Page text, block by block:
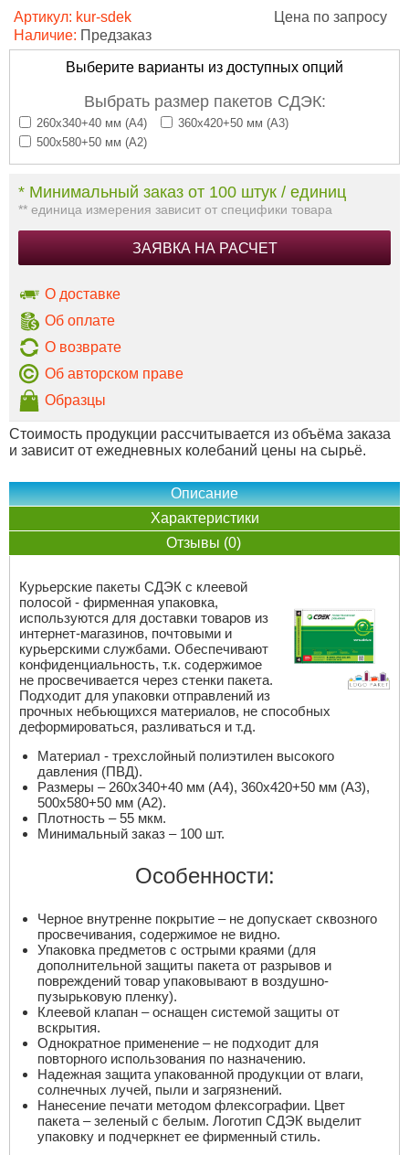
Артикул: kur-sdek
Наличие: Предзаказ
Цена по запросу
Выберите варианты из доступных опций
Выбрать размер пакетов СДЭК:
260х340+40 мм (А4)
360х420+50 мм (А3)
500х580+50 мм (А2)
* Минимальный заказ от 100 штук / единиц
** единица измерения зависит от специфики товара
ЗАЯВКА НА РАСЧЕТ
О доставке
Об оплате
О возврате
Об авторском праве
Образцы
Стоимость продукции рассчитывается из объёма заказа
и зависит от ежедневных колебаний цены на сырьё.
Описание
Характеристики
Отзывы (0)
Курьерские пакеты СДЭК с клеевой
полосой - фирменная упаковка,
используются для доставки товаров из
интернет-магазинов, почтовыми и
курьерскими службами. Обеспечивают
конфиденциальность, т.к. содержимое
не просвечивается через стенки пакета.
Подходит для упаковки отправлений из
прочных небьющихся материалов, не способных
деформироваться, разливаться и т.д.
Материал - трехслойный полиэтилен высокого
давления (ПВД).
Размеры – 260х340+40 мм (А4), 360х420+50 мм (А3),
500х580+50 мм (А2).
Плотность – 55 мкм.
Минимальный заказ – 100 шт.
Особенности:
Черное внутренне покрытие – не допускает сквозного
просвечивания, содержимое не видно.
Упаковка предметов с острыми краями (для
дополнительной защиты пакета от разрывов и
повреждений товар упаковывают в воздушно-
пузырьковую пленку).
Клеевой клапан – оснащен системой защиты от
вскрытия.
Однократное применение – не подходит для
повторного использования по назначению.
Надежная защита упакованной продукции от влаги,
солнечных лучей, пыли и загрязнений.
Нанесение печати методом флексографии. Цвет
пакета – зеленый с белым. Логотип СДЭК выделит
упаковку и подчеркнет ее фирменный стиль.